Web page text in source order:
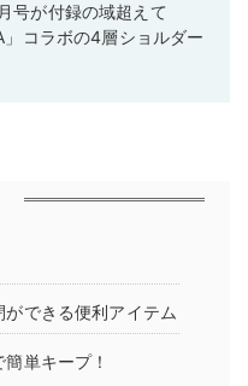
号が付録の域超えて
コラボの4層ショルダー
できる便利アイテム
単キープ！